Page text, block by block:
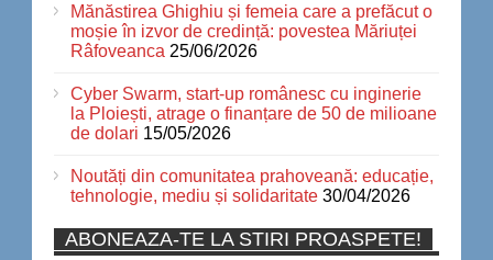
Mănăstirea Ghighiu și femeia care a prefăcut o
moșie în izvor de credință: povestea Măriuței
Râfoveanca 25/06/2026
Cyber Swarm, start-up românesc cu inginerie
la Ploiești, atrage o finanțare de 50 de milioane
de dolari 15/05/2026
Noutăți din comunitatea prahoveană: educație,
tehnologie, mediu și solidaritate 30/04/2026
ABONEAZA-TE LA STIRI PROASPETE!